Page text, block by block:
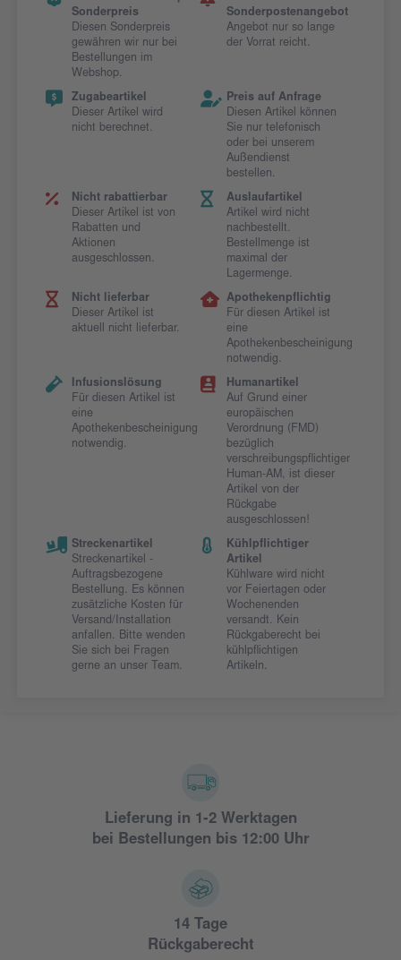
Sonderpreis
Diesen Sonderpreis
gewähren wir nur bei
Bestellungen im
Webshop.
Sonderpostenangebot
Angebot nur so lange
der Vorrat reicht.
Zugabeartikel
Dieser Artikel wird
nicht berechnet.
Preis auf Anfrage
Diesen Artikel können
Sie nur telefonisch
oder bei unserem
Außendienst
bestellen.
Nicht rabattierbar
Dieser Artikel ist von
Rabatten und
Aktionen
ausgeschlossen.
Auslaufartikel
Artikel wird nicht
nachbestellt.
Bestellmenge ist
maximal der
Lagermenge.
Nicht lieferbar
Dieser Artikel ist
aktuell nicht lieferbar.
Apothekenpflichtig
Für diesen Artikel ist
eine
Apothekenbescheinigung
notwendig.
Infusionslösung
Für diesen Artikel ist
eine
Apothekenbescheinigung
notwendig.
Humanartikel
Auf Grund einer
europäischen
Verordnung (FMD)
bezüglich
verschreibungspflichtiger
Human-AM, ist dieser
Artikel von der
Rückgabe
ausgeschlossen!
Streckenartikel
Streckenartikel -
Auftragsbezogene
Bestellung. Es können
zusätzliche Kosten für
Versand/Installation
anfallen. Bitte wenden
Sie sich bei Fragen
gerne an unser Team.
Kühlpflichtiger
Artikel
Kühlware wird nicht
vor Feiertagen oder
Wochenenden
versandt. Kein
Rückgaberecht bei
kühlpflichtigen
Artikeln.
Lieferung in 1-2 Werktagen
bei Bestellungen bis 12:00 Uhr
14 Tage
Rückgaberecht